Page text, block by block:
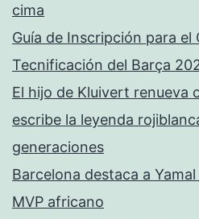
cima
Guía de Inscripción para el
Tecnificación del Barça
El hijo de Kluivert renueva
escribe la leyenda
generaciones
Barcelona destaca a
MVP africano